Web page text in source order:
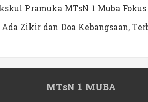
Pramuka MTsN 1 Muba
Zikir dan Doa Kebangsaan,
MTsN 1 MUBA